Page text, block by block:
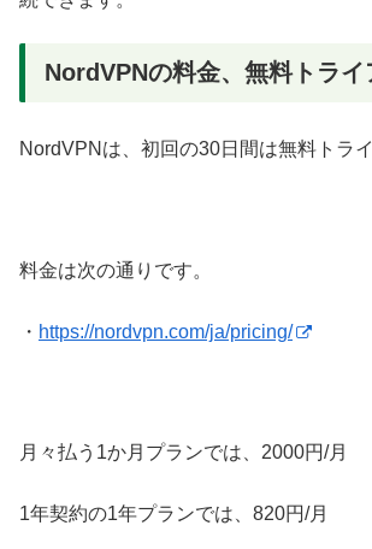
NordVPNの料金、無料トライ
NordVPNは、初回の30日間は無料トラ
料金は次の通りです。
・ https://nordvpn.com/ja/pricing/
月々払う1か月プランでは、2000円/月
1年契約の1年プランでは、820円/月